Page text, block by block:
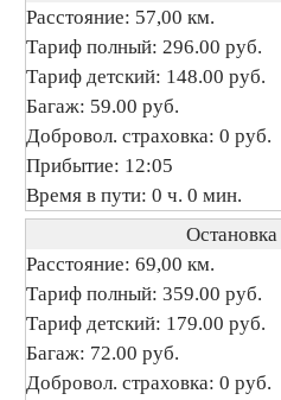
Расстояние: 57,00 км.
Тариф полный: 296.00 руб.
Тариф детский: 148.00 руб.
Багаж: 59.00 руб.
Добровол. страховка: 0 руб.
Прибытие: 12:05
Время в пути: 0 ч. 0 мин.
Остановка
Расстояние: 69,00 км.
Тариф полный: 359.00 руб.
Тариф детский: 179.00 руб.
Багаж: 72.00 руб.
Добровол. страховка: 0 руб.